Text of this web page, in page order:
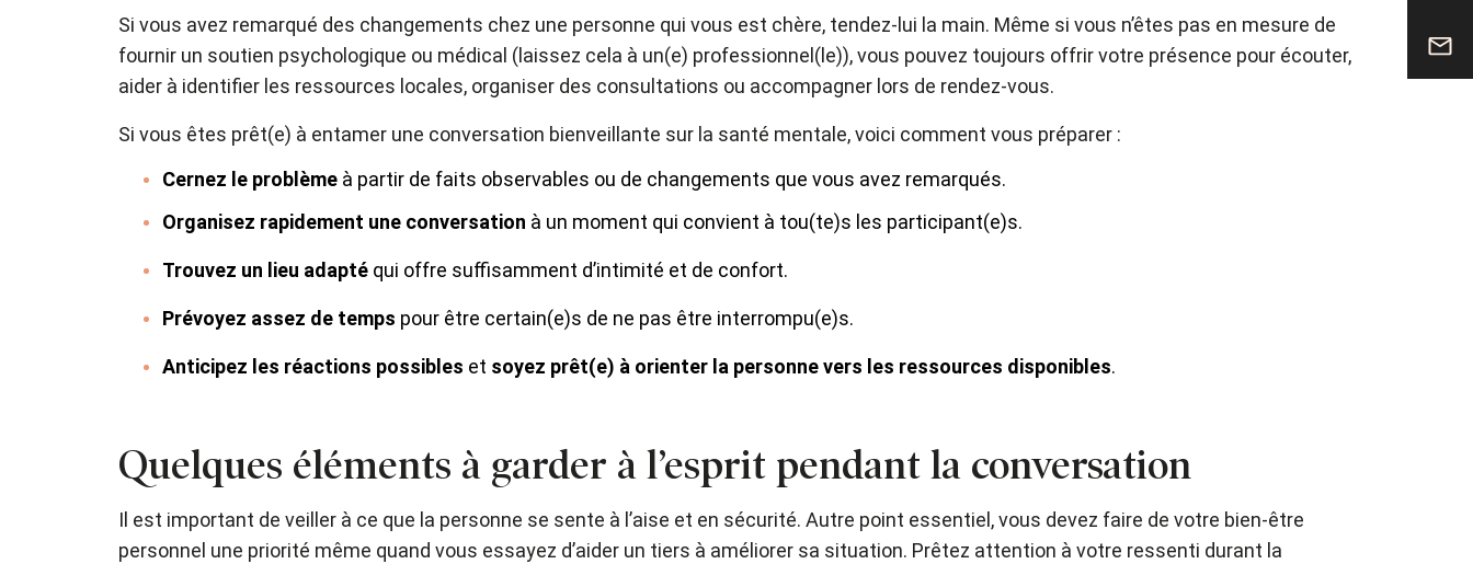
Si vous avez remarqué des changements chez une personne qui vous est chère, tendez-lui la main. Même si vous n’êtes pas en mesure de
fournir un soutien psychologique ou médical (laissez cela à un(e) professionnel(le)), vous pouvez toujours offrir votre présence pour écouter,
aider à identifier les ressources locales, organiser des consultations ou accompagner lors de rendez-vous.
Si vous êtes prêt(e) à entamer une conversation bienveillante sur la santé mentale, voici comment vous préparer :
Cernez le problème à partir de faits observables ou de changements que vous avez remarqués.
Organisez rapidement une conversation à un moment qui convient à tou(te)s les participant(e)s.
Trouvez un lieu adapté qui offre suffisamment d’intimité et de confort.
Prévoyez assez de temps pour être certain(e)s de ne pas être interrompu(e)s.
Anticipez les réactions possibles et soyez prêt(e) à orienter la personne vers les ressources disponibles.
Quelques éléments à garder à l’esprit pendant la conversation
Il est important de veiller à ce que la personne se sente à l’aise et en sécurité. Autre point essentiel, vous devez faire de votre bien-être
personnel une priorité même quand vous essayez d’aider un tiers à améliorer sa situation. Prêtez attention à votre ressenti durant la